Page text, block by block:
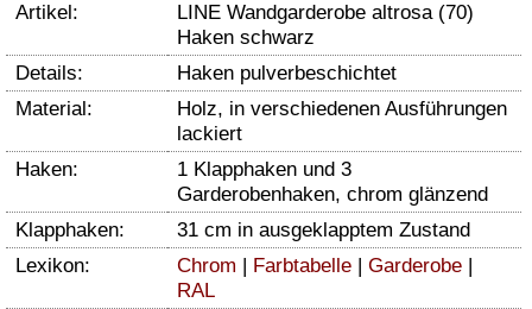
Artikel:
LINE Wandgarderobe altrosa (70)
Haken schwarz
Details:
Haken pulverbeschichtet
Material:
Holz, in verschiedenen Ausführungen
lackiert
Haken:
1 Klapphaken und 3
Garderobenhaken, chrom glänzend
Klapphaken:
31 cm in ausgeklapptem Zustand
Lexikon:
Chrom | Farbtabelle | Garderobe |
RAL